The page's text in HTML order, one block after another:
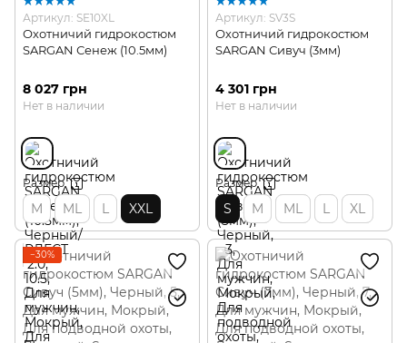
Артикул: SE10XL
Охотничий гидрокостюм
SARGAN Сенеж (10.5мм)
8 027 грн
Нет в наличии
Размер
M ML L XXL
Артикул: SV3S
Охотничий гидрокостюм
SARGAN Сивуч (3мм)
4 301 грн
Нет в наличии
Размер
S M ML L XL
−30%